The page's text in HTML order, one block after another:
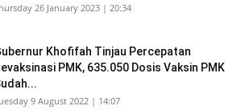
26 January 2023 | 20:34
Khofifah Tinjau Percepatan
PMK, 635.050 Dosis Vaksin PMK
9 August 2022 | 14:07